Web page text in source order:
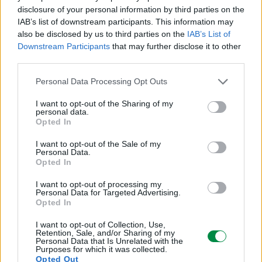
disclosure of your personal information by third parties on the
IAB’s list of downstream participants. This information may
also be disclosed by us to third parties on the IAB’s List of
Downstream Participants that may further disclose it to other
Personal Data Processing Opt Outs
I want to opt-out of the Sharing of my
personal data.
Opted In
I want to opt-out of the Sale of my
Personal Data.
Opted In
I want to opt-out of processing my
Personal Data for Targeted Advertising.
Opted In
I want to opt-out of Collection, Use,
Retention, Sale, and/or Sharing of my
Personal Data that Is Unrelated with the
Purposes for which it was collected.
Opted Out
Uzysk
Różne
Lexmark Cartridge Collection Program, Lexmark Return Program
Informacja o kompatybilnosci
Kompatybilne z
Lexmark CX725de, CX725dhe, CX725dthe